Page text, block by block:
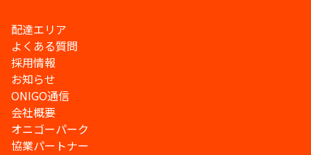
配達エリア
よくある質問
採用情報
お知らせ
ONIGO通信
会社概要
オニゴーパーク
協業パートナー